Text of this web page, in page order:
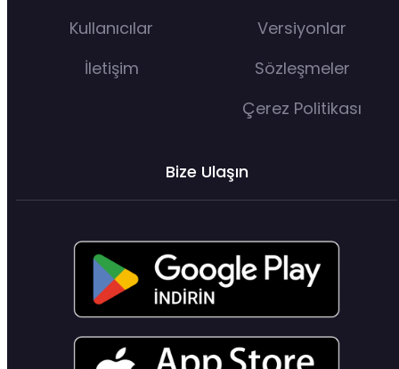
Kullanıcılar
İletişim
Versiyonlar
Sözleşmeler
Çerez Politikası
Bize Ulaşın